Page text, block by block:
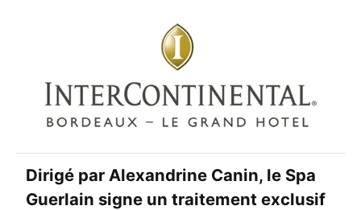
Dirigé par Alexandrine Canin, le Spa
Guerlain signe un traitement exclusif